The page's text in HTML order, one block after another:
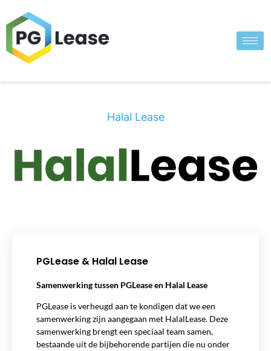
Halal Lease
PGLease & Halal Lease
Samenwerking tussen PGLease en Halal Lease
PGLease is verheugd aan te kondigen dat we een
samenwerking zijn aangegaan met HalalLease. Deze
samenwerking brengt een speciaal team samen,
bestaande uit de bijbehorende partijen die nu onder